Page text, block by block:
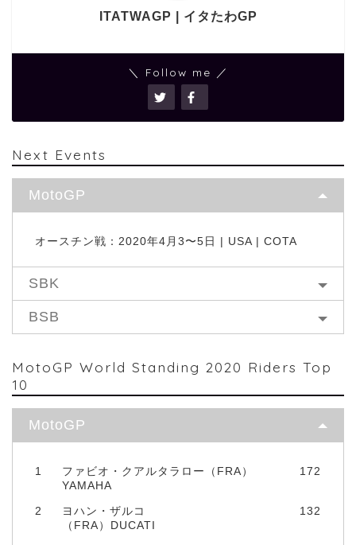
ITATWAGP | イタたわGP
＼ Follow me ／
Next Events
MotoGP
オースチン戦：2020年4月3〜5日 | USA | COTA
SBK
BSB
MotoGP World Standing 2020 Riders Top
10
MotoGP
1
ファビオ・クアルタラロー（FRA）
YAMAHA
172
2
ヨハン・ザルコ
（FRA）DUCATI
132